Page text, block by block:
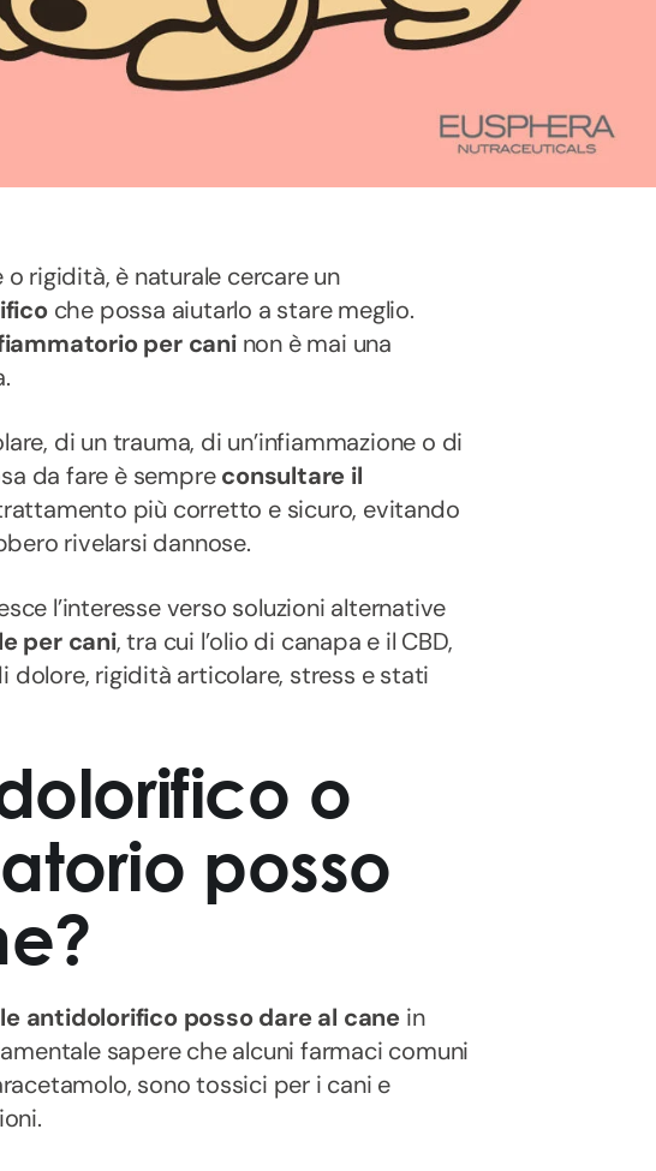
rigidità, è naturale cercare un
che possa aiutarlo a stare meglio.
per caninon è mai una
di un trauma, di un’infiammazione o di
da fare è sempreconsultare il
più corretto e sicuro, evitando
rivelarsi dannose.
l’interesse verso soluzioni alternative
per cani, tra cui l’olio di canapa e il CBD,
rigidità articolare, stress e stati
o
posso
antidolorifico posso dare al cane in
sapere che alcuni farmaci comuni
sono tossici per i cani e